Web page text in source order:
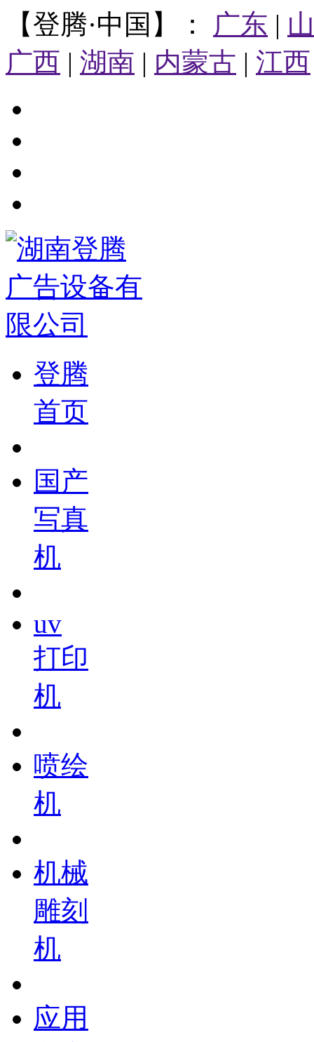
【登腾·中国】： 广东 |
广西 | 湖南 | 内蒙古 | 江西
登腾
首页
国产
写真
机
uv
打印
机
喷绘
机
机械
雕刻
机
应用